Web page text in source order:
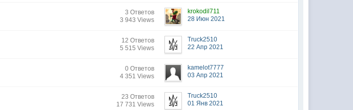
3 Ответов
3 943 Views
krokodil711
28 Июн 2021
12 Ответов
5 515 Views
Truck2510
22 Апр 2021
0 Ответов
4 351 Views
kamelot7777
03 Апр 2021
23 Ответов
17 731 Views
Truck2510
01 Янв 2021